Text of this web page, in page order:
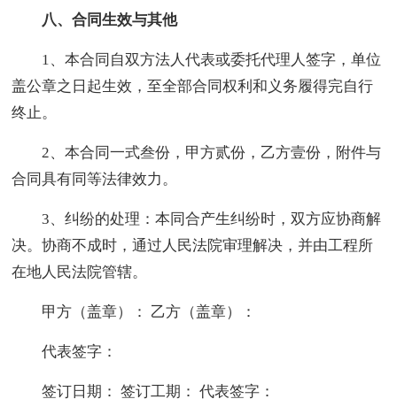
八、合同生效与其他
1、本合同自双方法人代表或委托代理人签字，单位
盖公章之日起生效，至全部合同权利和义务履得完自行
终止。
2、本合同一式叁份，甲方贰份，乙方壹份，附件与
合同具有同等法律效力。
3、纠纷的处理：本同合产生纠纷时，双方应协商解
决。协商不成时，通过人民法院审理解决，并由工程所
在地人民法院管辖。
甲方（盖章）： 乙方（盖章）：
代表签字：
签订日期： 签订工期： 代表签字：